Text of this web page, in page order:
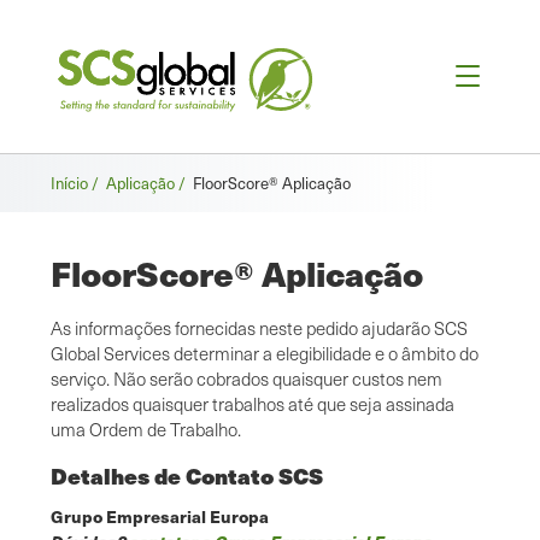
Breadcrumb
Início / Aplicação / FloorScore® Aplicação
FloorScore® Aplicação
As informações fornecidas neste pedido ajudarão SCS
Global Services determinar a elegibilidade e o âmbito do
serviço. Não serão cobrados quaisquer custos nem
realizados quaisquer trabalhos até que seja assinada
uma Ordem de Trabalho.
Detalhes de Contato SCS
Grupo Empresarial Europa